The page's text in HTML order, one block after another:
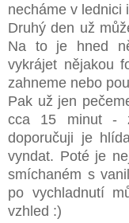
necháme v lednici
Druhý den už
Na to je hned
vykrájet nějakou
zahneme nebo
Pak už jen
cca 15 minut -
doporučuji je
vyndat. Poté je
smíchaném s
po vychladnutí
vzhled :)